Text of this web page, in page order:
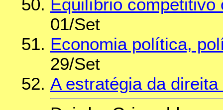
Equilíbrio competitivo
01/Set
Economia política,
29/Set
A estratégia da